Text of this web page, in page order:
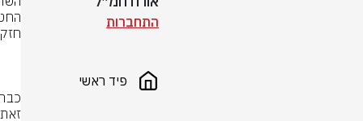
התחברות
פיד ראשי